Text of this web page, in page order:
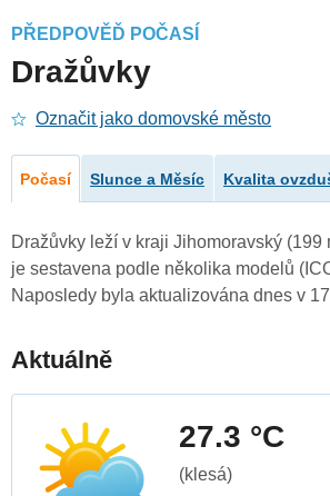
PŘEDPOVĚĎ POČASÍ
Dražůvky
Označit jako domovské město
Počasí Slunce a Měsíc Kvalita
Dražůvky leží v kraji Jihomoravský (199
je sestavena podle několika modelů
Naposledy byla aktualizována dnes v
Aktuálně
27.3 °C
(klesá)